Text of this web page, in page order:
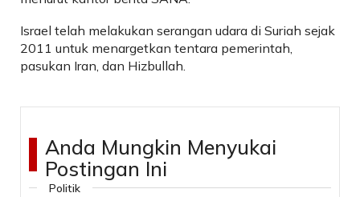
Israel telah melakukan serangan udara di Suriah sejak
2011 untuk menargetkan tentara pemerintah,
pasukan Iran, dan Hizbullah.
Anda Mungkin Menyukai
Postingan Ini
Politik